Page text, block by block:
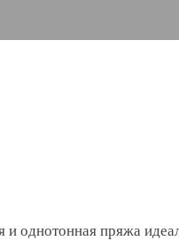
и однотонная пряжа